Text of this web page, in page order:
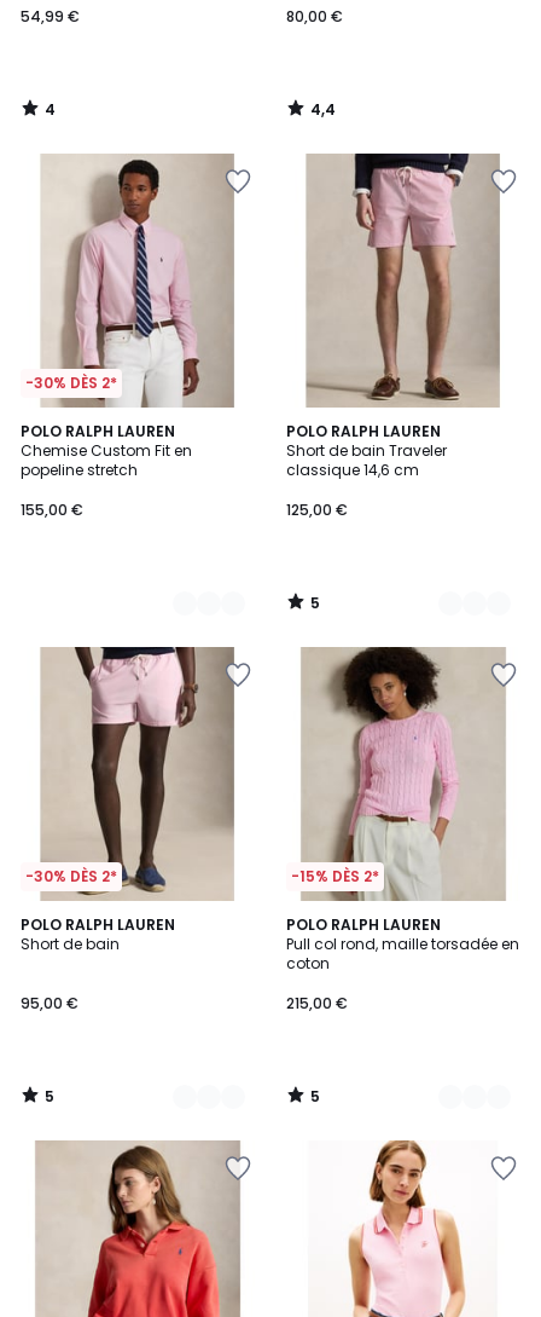
54,99 €
4
/
80,00 €
4,4
/
-30% DÈS 2*
POLO RALPH LAUREN
Chemise Custom Fit en
popeline stretch
155,00 €
2
Couleurs
POLO RALPH LAUREN
Short de bain Traveler
classique 14,6 cm
125,00 €
5
/
5
4
Couleurs
5
/
-30% DÈS 2*
POLO RALPH LAUREN
Short de bain
95,00 €
5
/
6
Couleurs
5
/
-15% DÈS 2*
POLO RALPH LAUREN
Pull col rond, maille torsadée en
coton
215,00 €
5
/
5
4
Couleurs
5
/